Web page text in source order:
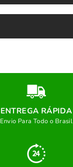
ENTREGA RÁPIDA
Envio Para Todo o Brasil